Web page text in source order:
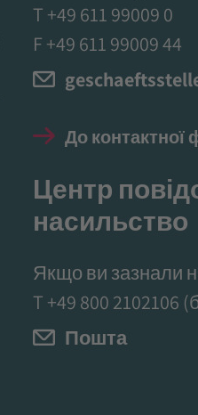
T +49 611 99009 0
F +49 611 99009 44
До контактної
Центр
насильство
Якщо ви зазнали
T +49 800 2102106
Пошта